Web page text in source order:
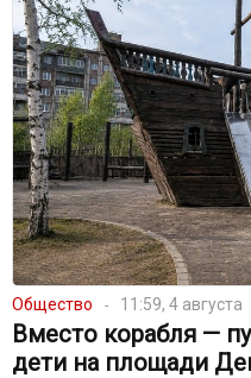
Общество 11:59, 4 августа
Вместо корабля —
дети на площади